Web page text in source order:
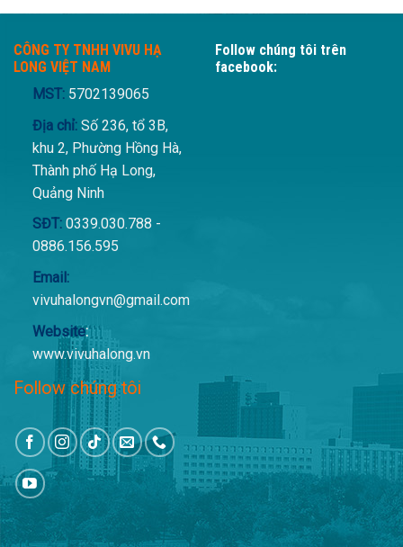
CÔNG TY TNHH VIVU HẠ
LONG VIỆT NAM
MST: 5702139065
Địa chỉ:Số 236, tổ 3B,
khu 2, Phường Hồng Hà,
Thành phố Hạ Long,
Quảng Ninh
SĐT:0339.030.788 -
0886.156.595
Email:
vivuhalongvn@gmail.com
Website:
www.vivuhalong.vn
Follow chúng tôi
Follow chúng tôi trên
facebook: